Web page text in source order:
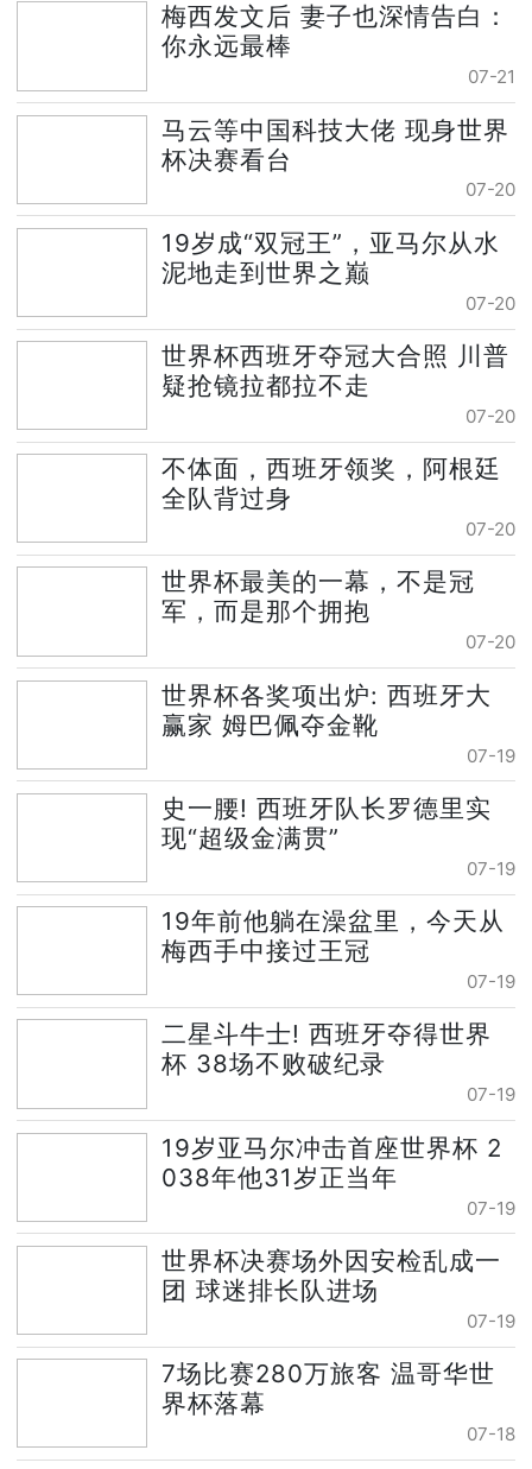
梅西发文后 妻子也深情告白：
你永远最棒
07-21
马云等中国科技大佬 现身世界
杯决赛看台
07-20
19岁成“双冠王”，亚马尔从水
泥地走到世界之巅
07-20
世界杯西班牙夺冠大合照 川普
疑抢镜拉都拉不走
07-20
不体面，西班牙领奖，阿根廷
全队背过身
07-20
世界杯最美的一幕，不是冠
军，而是那个拥抱
07-20
世界杯各奖项出炉: 西班牙大
赢家 姆巴佩夺金靴
07-19
史一腰! 西班牙队长罗德里实
现“超级金满贯”
07-19
19年前他躺在澡盆里，今天从
梅西手中接过王冠
07-19
二星斗牛士! 西班牙夺得世界
杯 38场不败破纪录
07-19
19岁亚马尔冲击首座世界杯 2
038年他31岁正当年
07-19
世界杯决赛场外因安检乱成一
团 球迷排长队进场
07-19
7场比赛280万旅客 温哥华世
界杯落幕
07-18